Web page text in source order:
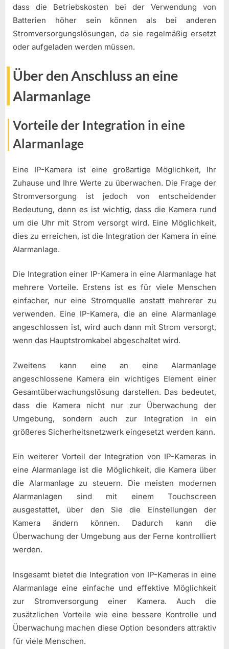
dass die Betriebskosten bei der Verwendung von
Batterien höher sein können als bei anderen
Stromversorgungslösungen, da sie regelmäßig ersetzt
oder aufgeladen werden müssen.
Über den Anschluss an eine
Alarmanlage
Vorteile der Integration in eine
Alarmanlage
Eine IP-Kamera ist eine großartige Möglichkeit, Ihr
Zuhause und Ihre Werte zu überwachen. Die Frage der
Stromversorgung ist jedoch von entscheidender
Bedeutung, denn es ist wichtig, dass die Kamera rund
um die Uhr mit Strom versorgt wird. Eine Möglichkeit,
dies zu erreichen, ist die Integration der Kamera in eine
Alarmanlage.
Die Integration einer IP-Kamera in eine Alarmanlage hat
mehrere Vorteile. Erstens ist es für viele Menschen
einfacher, nur eine Stromquelle anstatt mehrerer zu
verwenden. Eine IP-Kamera, die an eine Alarmanlage
angeschlossen ist, wird auch dann mit Strom versorgt,
wenn das Hauptstromkabel abgeschaltet wird.
Zweitens kann eine an eine Alarmanlage
angeschlossene Kamera ein wichtiges Element einer
Gesamtüberwachungslösung darstellen. Das bedeutet,
dass die Kamera nicht nur zur Überwachung der
Umgebung, sondern auch zur Integration in ein
größeres Sicherheitsnetzwerk eingesetzt werden kann.
Ein weiterer Vorteil der Integration von IP-Kameras in
eine Alarmanlage ist die Möglichkeit, die Kamera über
die Alarmanlage zu steuern. Die meisten modernen
Alarmanlagen sind mit einem Touchscreen
ausgestattet, über den Sie die Einstellungen der
Kamera ändern können. Dadurch kann die
Überwachung der Umgebung aus der Ferne kontrolliert
werden.
Insgesamt bietet die Integration von IP-Kameras in eine
Alarmanlage eine einfache und effektive Möglichkeit
zur Stromversorgung einer Kamera. Auch die
zusätzlichen Vorteile wie eine bessere Kontrolle und
Überwachung machen diese Option besonders attraktiv
für viele Menschen.